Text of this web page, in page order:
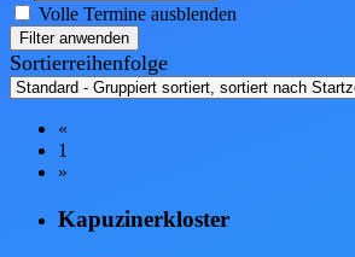
Volle Termine ausblenden
Filter anwenden
Sortierreihenfolge
«
1
»
Kapuzinerkloster